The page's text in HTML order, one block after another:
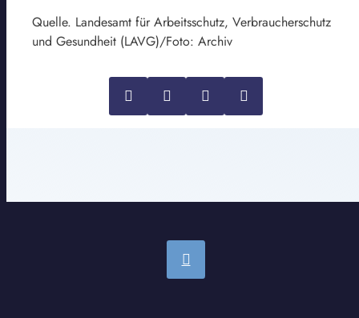
Quelle. Landesamt für Arbeitsschutz, Verbraucherschutz
und Gesundheit (LAVG)/Foto: Archiv